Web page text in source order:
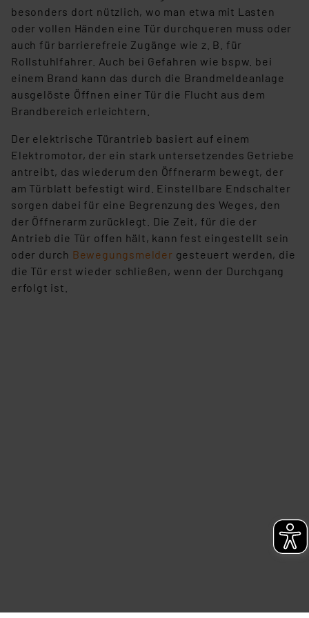
(1) lit. a DSGVO. Nähere Infos zu diesen Drittanbietern
und zu der jeweiligen Datenübermittlung erhalten Sie in
der Datenschutzerklärung. Für die USA besteht kein
Angemessenheitsbeschluss der EU. Dies bedeutet,
dass die USA als Land mit unzureichendem
Datenschutz nach EU-Standards eingestuft wird. So
besteht etwa das Risiko, dass US-Behörden
Überwachungsprogrammen verarbeiten, ohne dass
hiergegen Klagemöglichkeiten für Europäer bestehen.
Unsere Kooperation mit diesen Dienstleistern stützt
sich auf die Standarddatenschutzklauseln der
Europäischen Kommission sowie einer eigenen
Beurteilung der mit der Datenübermittlung,
insbesondere der Art der übermittelten Daten,
verbundenen Risiken.“
Impressum
besonders dort nützlich, wo man etwa mit Lasten
oder vollen Händen eine Tür durchqueren muss oder
auch für barrierefreie Zugänge wie z. B. für
Rollstuhlfahrer. Auch bei Gefahren wie bspw. bei
einem Brand kann das durch die Brandmeldeanlage
ausgelöste Öffnen einer Tür die Flucht aus dem
Brandbereich erleichtern.
Der elektrische Türantrieb basiert auf einem
Elektromotor, der ein stark untersetzendes Getriebe
antreibt, das wiederum den Öffnerarm bewegt, der
am Türblatt befestigt wird. Einstellbare Endschalter
sorgen dabei für eine Begrenzung des Weges, den
der Öffnerarm zurücklegt. Die Zeit, für die der
Antrieb die Tür offen hält, kann fest eingestellt sein
oder durch Bewegungsmelder gesteuert werden, die
die Tür erst wieder schließen, wenn der Durchgang
erfolgt ist.